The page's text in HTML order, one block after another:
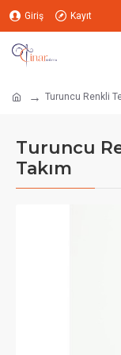
Giriş Kayıt
Turuncu Renkli
Turuncu
Takım